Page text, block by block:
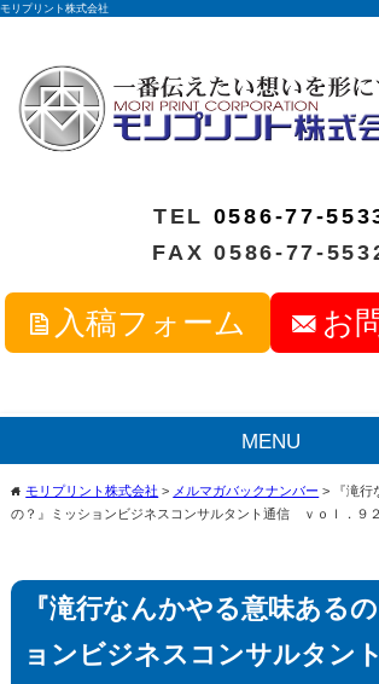
モリプリント株式会社
TEL 0586-77-
FAX 0586-77-
入稿フォーム お
MENU
homeモリプリント株式会社 > メルマガバックナンバー >
『滝
の？』ミッションビジネスコンサルタント通信 ｖｏｌ．９２
『滝行なんかやる意味ある
ョンビジネスコンサルタン